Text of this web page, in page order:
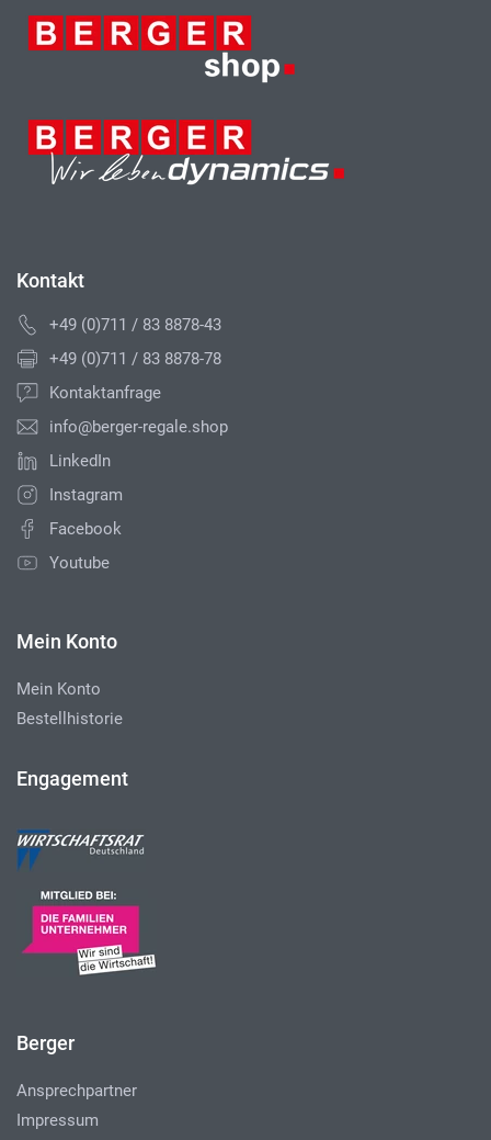
Kontakt
+49 (0)711 / 83 8878-43
+49 (0)711 / 83 8878-78
Kontaktanfrage
info@berger-regale.shop
LinkedIn
Instagram
Facebook
Youtube
Mein Konto
Mein Konto
Bestellhistorie
Engagement
Berger
Ansprechpartner
Impressum